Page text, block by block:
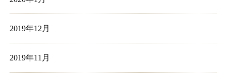
2019年12月
2019年11月